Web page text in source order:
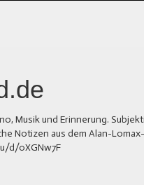
Musik und Erinnerung.
Notizen aus dem Alan-
d/0XGNw7F